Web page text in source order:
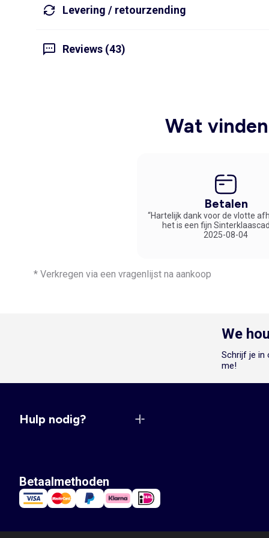
Levering / retourzending
Reviews (43)
Wat
Betalen
“Hartelijk dank voor de vlotte
het is een fijn
2025-08-04
* Verkregen via een vragenlijst na aankoop
We
Schrijf je in
me!
Hulp nodig?
Betaalmethoden